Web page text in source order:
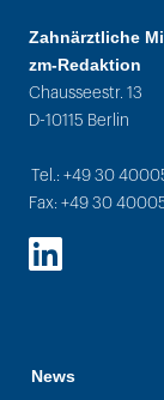
Zahnärztliche
zm-Redaktion
Chausseestr. 13
D-10115 Berlin
Tel.: +49 30
Fax: +49 30
News